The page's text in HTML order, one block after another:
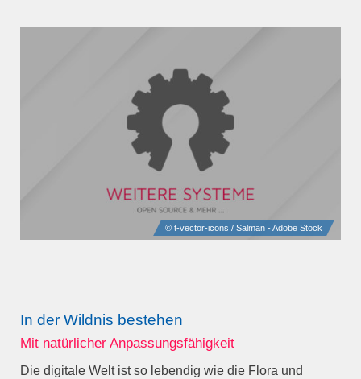
In der Wildnis bestehen
Mit natürlicher Anpassungsfähigkeit
Die digitale Welt ist so lebendig wie die Flora und